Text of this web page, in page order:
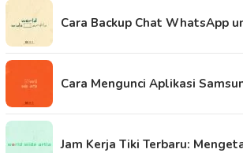
Cara Backup Chat WhatsApp
Cara Mengunci Aplikasi
Jam Kerja Tiki Terbaru: